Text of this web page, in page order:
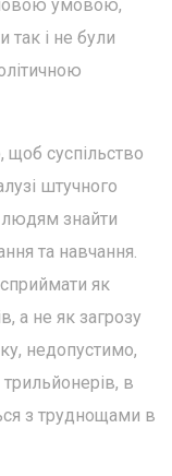
умовою,
так і не були
щоб суспільство
штучного
знайти
та навчання.
як
а не як загрозу
недопустимо,
в
з труднощами в